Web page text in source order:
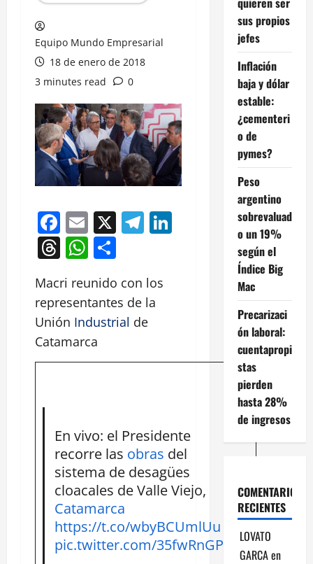
Equipo Mundo Empresarial
18 de enero de 2018
3 minutes read
0
Facebook
Email
X Telegram
LinkedIn
Threads
WhatsApp
Macri reunido con los
representantes de la
Unión Industrial de
Catamarca
En vivo: el Presidente
recorre las obras del
sistema de desagües
cloacales de Valle Viejo,
Catamarca
https://t.co/wbyBCUmlUu
pic.twitter.com/35fwRnGPsV
sus propios
jefes
Inflación
baja y dólar
estable:
¿cementeri
o de
pymes?
Peso
argentino
sobrevaluad
o un 19%
según el
Índice Big
Mac
Precarizaci
ón laboral:
cuentapropi
stas
pierden
hasta 28%
de ingresos
COMENTARIOS
RECIENTES
LOVATO
GARCAen